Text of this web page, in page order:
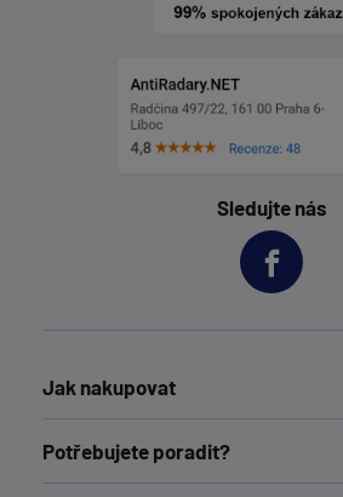
Sledujte nás
Jak nakupovat
Potřebujete poradit?